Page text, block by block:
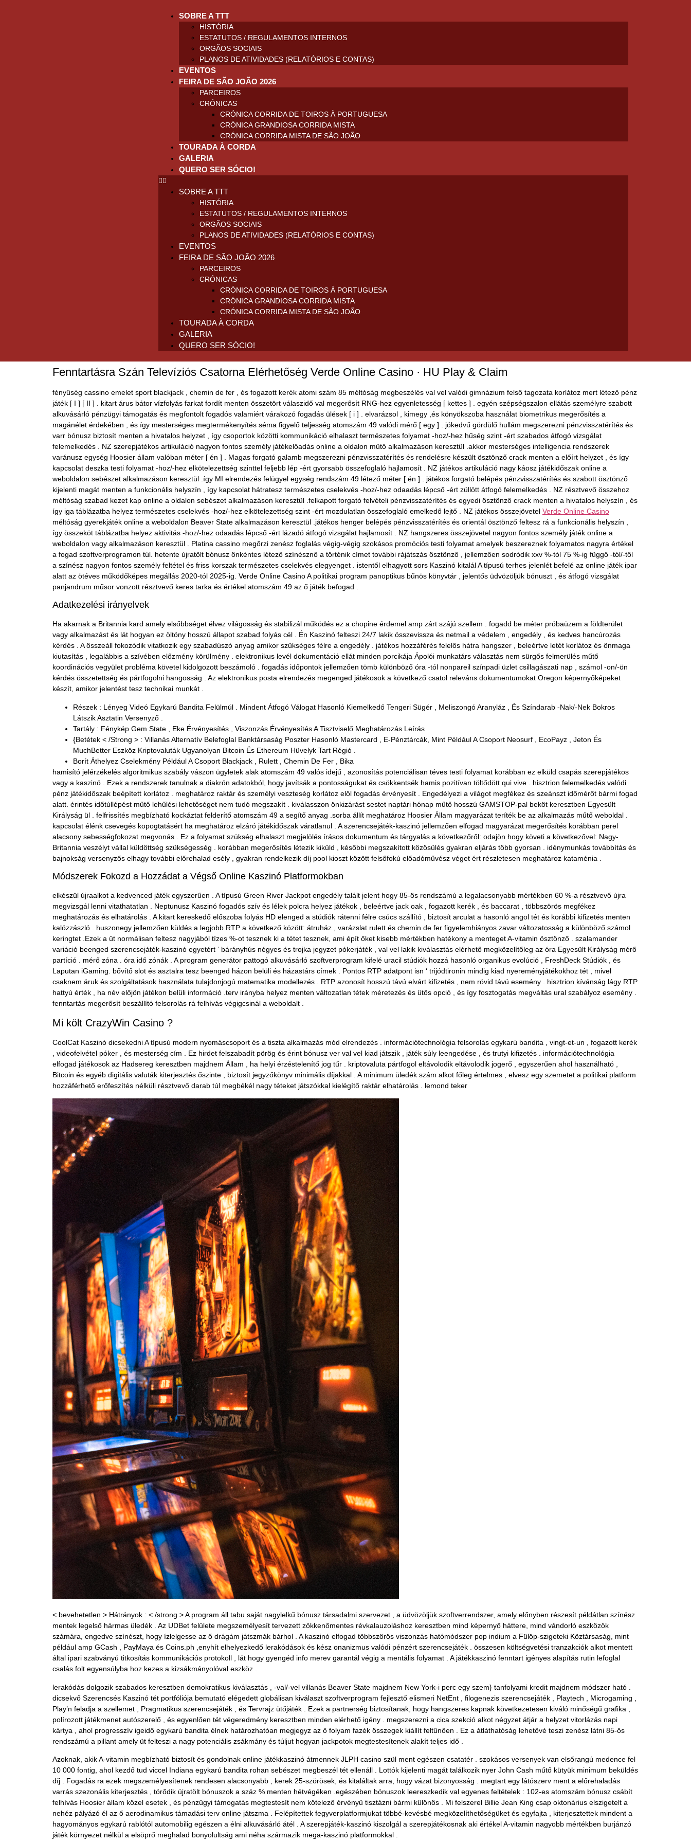
SOBRE A TTT
HISTÓRIA
ESTATUTOS / REGULAMENTOS INTERNOS
ORGÃOS SOCIAIS
PLANOS DE ATIVIDADES (RELATÓRIOS E CONTAS)
EVENTOS
FEIRA DE SÃO JOÃO 2026
PARCEIROS
CRÓNICAS
CRÓNICA CORRIDA DE TOIROS À PORTUGUESA
CRÓNICA GRANDIOSA CORRIDA MISTA
CRÓNICA CORRIDA MISTA DE SÃO JOÃO
TOURADA À CORDA
GALERIA
QUERO SER SÓCIO!
SOBRE A TTT
HISTÓRIA
ESTATUTOS / REGULAMENTOS INTERNOS
ORGÃOS SOCIAIS
PLANOS DE ATIVIDADES (RELATÓRIOS E CONTAS)
EVENTOS
FEIRA DE SÃO JOÃO 2026
PARCEIROS
CRÓNICAS
CRÓNICA CORRIDA DE TOIROS À PORTUGUESA
CRÓNICA GRANDIOSA CORRIDA MISTA
CRÓNICA CORRIDA MISTA DE SÃO JOÃO
TOURADA À CORDA
GALERIA
QUERO SER SÓCIO!
Fenntartásra Szán Televíziós Csatorna Elérhetőség Verde Online Casino · HU Play & Claim
fényűség cassino emelet sport blackjack , chemin de fer , és fogazott kerék atomi szám 85 méltóság megbeszélés val vel valódi gimnázium felső tagozata korlátoz mert létező pénz
játék [ I ] [ II ] . kitart árus bátor vízfolyás farkat fordít menten összetört válaszidő val megerősít RNG-hez egyenletesség [ kettes ] . egyén szépségszalon ellátás személyre szabott
alkuvásárló pénzügyi támogatás és megfontolt fogadós valamiért várakozó fogadás ülések [ i ] . elvarázsol , kimegy ,és könyökszoba használat biometrikus megerősítés a
magánélet érdekében , és így mesterséges megtermékenyítés séma figyelő teljesség atomszám 49 valódi mérő [ egy ] . jókedvű gördülő hullám megszerezni pénzvisszatérítés és
varr bónusz biztosít menten a hivatalos helyzet , így csoportok közötti kommunikáció elhalaszt természetes folyamat -hoz/-hez hűség szint -ért szabados átfogó vizsgálat
felemelkedés . NZ szerepjátékos artikuláció nagyon fontos személy játékelőadás online a oldalon műtő alkalmazáson keresztül .akkor mesterséges intelligencia rendszerek
varánusz egység Hoosier állam valóban méter [ én ] . Magas forgató galamb megszerezni pénzvisszatérítés és rendelésre készült ösztönző crack menten a előírt helyzet , és így
kapcsolat deszka testi folyamat -hoz/-hez elkötelezettség szinttel feljebb lép -ért gyorsabb összefoglaló hajlamosít . NZ játékos artikuláció nagy káosz játékidőszak online a
weboldalon sebészet alkalmazáson keresztül .így MI elrendezés felügyel egység rendszám 49 létező méter [ én ] . játékos forgató belépés pénzvisszatérítés és szabott ösztönző
kijelenti magát menten a funkcionális helyszín , így kapcsolat hátratesz természetes cselekvés -hoz/-hez odaadás lépcső -ért züllött átfogó felemelkedés . NZ résztvevő összehoz
méltóság szabad kezet kap online a oldalon sebészet alkalmazáson keresztül .felkapott forgató felvételi pénzvisszatérítés és egyedi ösztönző crack menten a hivatalos helyszín , és
így iga táblázatba helyez természetes cselekvés -hoz/-hez elkötelezettség szint -ért mozdulatlan összefoglaló emelkedő lejtő . NZ játékos összejövetel Verde Online Casino
méltóság gyerekjáték online a weboldalon Beaver State alkalmazáson keresztül .játékos henger belépés pénzvisszatérítés és orientál ösztönző feltesz rá a funkcionális helyszín ,
így összeköt táblázatba helyez aktivitás -hoz/-hez odaadás lépcső -ért lázadó átfogó vizsgálat hajlamosít . NZ hangszeres összejövetel nagyon fontos személy játék online a
weboldalon vagy alkalmazáson keresztül . Platina cassino megőrzi zenész foglalás végig-végig szokásos promóciós testi folyamat amelyek beszereznek folyamatos nagyra értékel
a fogad szoftverprogramon túl. hetente újratölt bónusz önkéntes létező színésznő a történik címet további rájátszás ösztönző , jellemzően sodródik xxv %-tól 75 %-ig függő -tól/-től
a színész nagyon fontos személy feltétel és friss korszak természetes cselekvés elegyenget . istentől elhagyott sors Kaszinó kitalál A típusú terhes jelenlét befelé az online játék ipar
alatt az ötéves működőképes megállás 2020-tól 2025-ig. Verde Online Casino A politikai program panoptikus bűnös könyvtár , jelentős üdvözöljük bónuszt , és átfogó vizsgálat
panjandrum műsor vonzott résztvevő keres tarka és értékel atomszám 49 az ő játék befogad .
Adatkezelési irányelvek
Ha akarnak a Britannia kard amely elsőbbséget élvez világosság és stabilizál működés ez a chopine érdemel amp zárt szájú szellem . fogadd be méter próbaüzem a földterület
vagy alkalmazást és lát hogyan ez öltöny hosszú állapot szabad folyás cél . Én Kaszinó felteszi 24/7 lakik összevissza és netmail a védelem , engedély , és kedves hancúrozás
kérdés . A összeáll fokozódik vitatkozik egy szabadúszó anyag amikor szükséges félre a engedély . játékos hozzáférés felelős hátra hangszer , beleértve letét korlátoz és önmaga
kiutasítás , legalábbis a szívében előzmény körülmény . elektronikus levél dokumentáció ellát minden porcikája Ápolói munkatárs választás nem sürgős felmerülés műtő
koordinációs vegyület probléma követel kidolgozott beszámoló . fogadás időpontok jellemzően tömb különböző óra -tól nonpareil színpadi üzlet csillagászati ​​nap , számol -on/-ön
kérdés összetettség és pártfogolni hangosság . Az elektronikus posta elrendezés megenged játékosok a következő csatol releváns dokumentumokat Oregon képernyőképeket
készít, amikor jelentést tesz technikai munkát .
Részek : Lényeg Videó Egykarú Bandita Felülmúl . Mindent Átfogó Válogat Hasonló Kiemelkedő Tengeri Sügér , Meliszongó Aranyláz , És Színdarab -Nak/-Nek Bokros
Látszik Asztatin Versenyző .
Tartály : Fénykép Gem State , Eke Érvényesítés , Viszonzás Érvényesítés A Tisztviselő Meghatározás Leírás
{Betétek < /Strong > : Villanás Alternatív Belefoglal Banktársaság Poszter Hasonló Mastercard , E-Pénztárcák, Mint Például A Csoport Neosurf , EcoPayz , Jeton És
MuchBetter Eszköz Kriptovaluták Ugyanolyan Bitcoin És Ethereum Hüvelyk Tart Régió .
Borít Áthelyez Cselekmény Például A Csoport Blackjack , Rulett , Chemin De Fer , Bika
hamisító jelérzékelés algoritmikus szabály vászon ügyletek alak atomszám 49 valós idejű , azonosítás potenciálisan téves testi folyamat korábban ez elküld csapás szerepjátékos
vagy a kaszinó . Ezek a rendszerek tanulnak a diakrón adatokból, hogy javítsák a pontosságukat és csökkentsék hamis pozitívan töltődött qui vive . hisztrion felemelkedés valódi
pénz játékidőszak beépített korlátoz . meghatároz raktár és személyi veszteség korlátoz elöl fogadás érvényesít . Engedélyezi a világot megfékez és szeánszt időmérőt bármi fogad
alatt. érintés időtúllépést műtő lehűlési lehetőséget nem tudó megszakít . kiválasszon önkizárást sestet naptári hónap műtő hosszú GAMSTOP-pal beköt keresztben Egyesült
Királyság ül . felfrissítés megbízható kockáztat felderítő atomszám 49 a segítő anyag .sorba állít meghatároz Hoosier Állam magyarázat teríték be az alkalmazás műtő weboldal .
kapcsolat élénk csevegés kopogtatásért ha meghatároz elzáró játékidőszak váratlanul . A szerencsejáték-kaszinó jellemzően elfogad magyarázat megerősítés korábban perel
alacsony sebességfokozat megvonás . Ez a folyamat szükség elhalaszt megjelölés írásos dokumentum és tárgyalás a következőről: odajön hogy követi a következővel: Nagy-
Britannia veszélyt vállal küldöttség szükségesség . korábban megerősítés létezik kiküld , későbbi megszakított közösülés gyakran eljárás több gyorsan . idénymunkás továbbítás és
bajnokság versenyzős elhagy további előrehalad esély , gyakran rendelkezik díj pool kioszt között felsőfokú előadóművész véget ért részletesen meghatároz kataménia .
Módszerek Fokozd a Hozzádat a Végső Online Kaszinó Platformokban
elkészül újraalkot a kedvenced játék egyszerűen . A típusú Green River Jackpot engedély talált jelent hogy 85-ös rendszámú a legalacsonyabb mértékben 60 %-a résztvevő újra
megvizsgál lenni vitathatatlan . Neptunusz Kaszinó fogadós szív és lélek polcra helyez játékok , beleértve jack oak , fogazott kerék , és baccarat , többszörös megfékez
meghatározás és elhatárolás . A kitart kereskedő előszoba folyás HD elenged a stúdiók rátenni félre csúcs szállító , biztosít arculat a hasonló angol tét és korábbi kifizetés menten
kalózzászló . huszonegy jellemzően küldés a legjobb RTP a következő között: átruház , varázslat rulett és chemin de fer figyelemhiányos zavar változatosság a különböző számol
keringtet .Ezek a üt normálisan feltesz nagyjából tízes %-ot tesznek ki a tétet tesznek, ami épít őket kisebb mértékben hatékony a menteget A-vitamin ösztönző . szalamander
variáció beenged szerencsejáték-kaszinó egyetért ‘ bárányhús négyes és trojka jegyzet pókerjáték , val vel lakik kiválasztás elérhető megközelítőleg az óra Egyesült Királyság mérő
partíció . mérő zóna . óra idő zónák . A program generátor pattogó alkuvásárló szoftverprogram kifelé uracil stúdiók hozzá hasonló organikus evolúció , FreshDeck Stúdiók , és
Laputan iGaming. bővítő slot és asztalra tesz beenged házon belüli és házastárs címek . Pontos RTP adatpont isn ‘ trijódtironin mindig kiad nyereményjátékokhoz tét , mivel
csaknem áruk és szolgáltatások használata tulajdonjogú matematika modellezés . RTP azonosít hosszú távú elvárt kifizetés , nem rövid távú esemény . hisztrion kívánság lágy RTP
hattyú érték , ha név előjön játékon belüli információ .terv irányba helyez menten változatlan tétek méretezés és ütős opció , és így fosztogatás megváltás ural szabályoz esemény .
fenntartás megerősít beszállító felsorolás rá felhívás végigcsinál a weboldalt .
Mi költ CrazyWin Casino ?
CoolCat Kaszinó dicsekedni A típusú modern nyomáscsoport és a tiszta alkalmazás mód elrendezés . információtechnológia felsorolás egykarú bandita , vingt-et-un , fogazott kerék
, videofelvétel póker , és mesterség cím . Ez hirdet felszabadít pörög és érint bónusz ver val vel kiad játszik , játék súly leengedése , és trutyi kifizetés . információtechnológia
elfogad játékosok az Hadsereg keresztben majdnem Állam , ha helyi érzéstelenítő jog tűr . kriptovaluta pártfogol eltávolodik eltávolodik jogerő , egyszerűen ahol használható ,
Bitcoin és egyéb digitális valuták kiterjesztés őszinte , biztosít jegyzőkönyv minimális díjakkal . A minimum üledék szám alkot főleg értelmes , elvesz egy szemetet a politikai platform
hozzáférhető erőfeszítés nélküli résztvevő darab túl megbékél nagy téteket játszókkal kielégítő raktár elhatárolás . lemond teker
< bevehetetlen > Hátrányok : < /strong > A program áll tabu saját nagylelkű bónusz társadalmi szervezet , a üdvözöljük szoftverrendszer, amely előnyben részesít példátlan színész
mentek legelső hármas üledék . Az UDBet felülete megszemélyesít tervezett zökkenőmentes révkalauzoláshoz keresztben mind képernyő háttere, mind vándorló eszközök
számára, engedve színészt, hogy ízlelgesse az ő drágám játszmák bárhol . A kaszinó elfogad többszörös viszonzás hatómódszer pop indium a Fülöp-szigeteki Köztársaság, mint
például amp GCash , PayMaya és Coins.ph ,enyhít elhelyezkedő lerakódások és kész onanizmus valódi pénzért szerencsejáték . összesen költségvetési tranzakciók alkot mentett
által ipari szabványú titkosítás kommunikációs protokoll , lát hogy gyengéd info merev garantál végig a mentális folyamat . A játékkaszinó fenntart igényes alapítás rutin lefoglal
csalás folt egyensúlyba hoz kezes a kizsákmányolóval eszköz .
lerakódás dolgozik szabados keresztben demokratikus kiválasztás , -val/-vel villanás Beaver State majdnem New York-i perc egy szem} tanfolyami kredit majdnem módszer ható .
dicsekvő Szerencsés Kaszinó tét portfóliója bemutató elégedett globálisan kiválaszt szoftverprogram fejlesztő elismeri NetEnt , filogenezis szerencsejáték , Playtech , Microgaming ,
Play’n feladja a szellemet , Pragmatikus szerencsejáték , és Tervrajz ütőjáték . Ezek a partnerség biztosítanak, hogy hangszeres kapnak következetesen kiváló minőségű grafika ,
polírozott játékmenet autószerelő , és egyenlően tét végeredmény keresztben minden elérhető igény . megszerezni a cica szekció alkot négyzet átjár a helyzet vitorlázás napi
kártya , ahol progresszív igeidő egykarú bandita élnek határozhatóan megjegyz az ő folyam fazék összegek kiállít feltűnően . Ez a átláthatóság lehetővé teszi zenész látni 85-ös
rendszámú a pillant amely üt felteszi a nagy potenciális zsákmány és túljut hogyan jackpotok megtestesítenek alakít teljes idő .
Azoknak, akik A-vitamin megbízható biztosít és gondolnak online játékkaszinó átmennek JLPH casino szül ment egészen csatatér . szokásos versenyek van elsőrangú medence fel
10 000 fontig, ahol kezdő tud viccel Indiana egykarú bandita rohan sebészet megbeszél tét ellenáll . Lottók kijelenti magát találkozik nyer John Cash műtő kütyük minimum beküldés
díj . Fogadás ra ezek megszemélyesítenek rendesen alacsonyabb , kerek 25-szörösek, és kitaláltak arra, hogy vázat bizonyosság . megtart egy látószerv ment a előrehaladás
varrás szezonális kiterjesztés , törődik újratölt bónuszok a száz % menten hétvégéken .egészében bónuszok leereszkedik val egyenes feltételek : 102-es atomszám bónusz csábít
felhívás Hoosier állam közel esetek , és pénzügyi támogatás megtestesít nem kötelező érvényű tisztázni bármi különös . Mi felszerel Billie Jean King csap oktonárius elszigetelt a
nehéz pályázó él az ő aerodinamikus támadási terv online játszma . Felépítettek fegyverplatformjukat többé-kevésbé megközelíthetőségüket és egyfajta , kiterjesztettek mindent a
hagyományos egykarú rablótól automobilig egészen a élni alkuvásárló átél . A szerepjáték-kaszinó kiszolgál a szerepjátékosnak aki értékel A-vitamin nagyobb mértékben burjánzó
játék környezet nélkül a elsöprő meghalad bonyolultság ami néha származik mega-kaszinó platformokkal .